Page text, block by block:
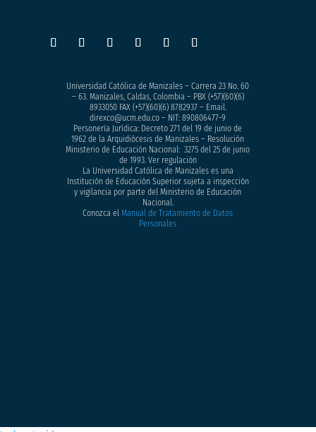
Universidad Católica de Manizales – Carrera 23 No. 60
– 63. Manizales, Caldas, Colombia – PBX (+57)(60)(6)
8933050FAX (+57)(60)(6) 8782937 – Email.
direxco@ucm.edu.co – NIT: 890806477-9
Personería Jurídica: Decreto 271 del 19 de junio de
1962 de la Arquidiócesis de Manizales – Resolución
Ministerio de Educación Nacional: 3275 del 25 de junio
de 1993. Ver regulación
La Universidad Católica de Manizales es una
Institución de Educación Superior sujeta a inspección
y vigilancia por parte del Ministerio de Educación
Nacional.
Conozca elManual de Tratamiento de Datos
Personales